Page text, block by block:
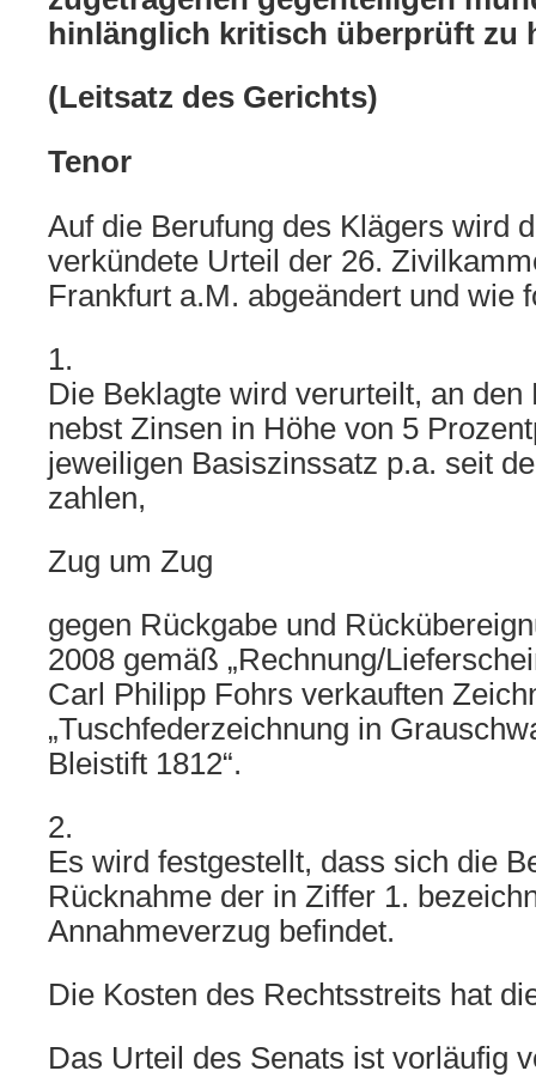
hinlänglich kritisch überprüft zu
(Leitsatz des Gerichts)
Tenor
Auf die Berufung des Klägers wird
verkündete Urteil der 26.
Frankfurt a.M. abgeändert und wie
1.
Die Beklagte wird verurteilt, an den
nebst Zinsen in Höhe von 5
jeweiligen Basiszinssatz p.a. seit
zahlen,
Zug um Zug
gegen Rückgabe und
2008 gemäß „Rechnung/
Carl Philipp Fohrs verkauften
„Tuschfederzeichnung in
Bleistift 1812“.
2.
Es wird festgestellt, dass sich die
Rücknahme der in Ziffer 1.
Annahmeverzug befindet.
Die Kosten des Rechtsstreits hat
Das Urteil des Senats ist vorläufig